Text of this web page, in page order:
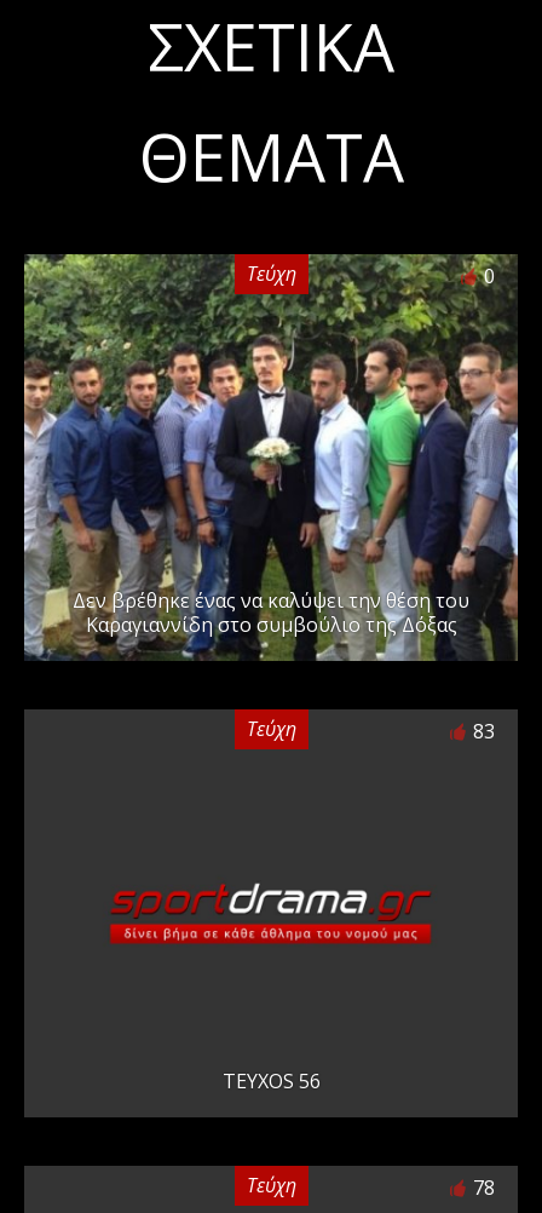
ΣΧΕΤΙΚΆ
ΘΈΜΑΤΑ
Τεύχη 0
Δεν βρέθηκε ένας να καλύψει την θέση του
Καραγιαννίδη στο συμβούλιο της Δόξας
Τεύχη 83
TEYXOS 56
Τεύχη 78